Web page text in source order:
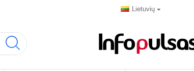
Lietuvių